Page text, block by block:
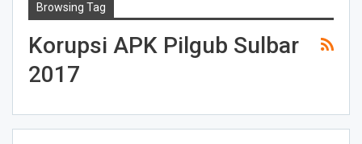
Browsing Tag
Korupsi APK Pilgub Sulbar
2017